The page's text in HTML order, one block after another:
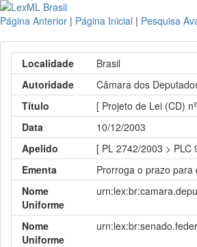
Página Anterior | Página Inicial | Pesquisa
Localidade
Brasil
Autoridade
Câmara dos
Título
[ Projeto de Lei (CD)
Data
10/12/2003
Apelido
[ PL 2742/2003 > PLC
Ementa
Prorroga o prazo
Nome
Uniforme
Nome
Uniforme